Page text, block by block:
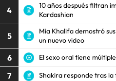
4
10 años después filtran
Kardashian
5
Mia Khalifa demostró
un nuevo video
6 El sexo oral tiene
7 Shakira responde tras